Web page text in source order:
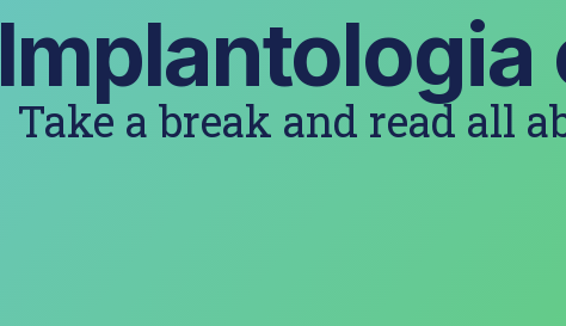
Implantologia
Take a break and read all